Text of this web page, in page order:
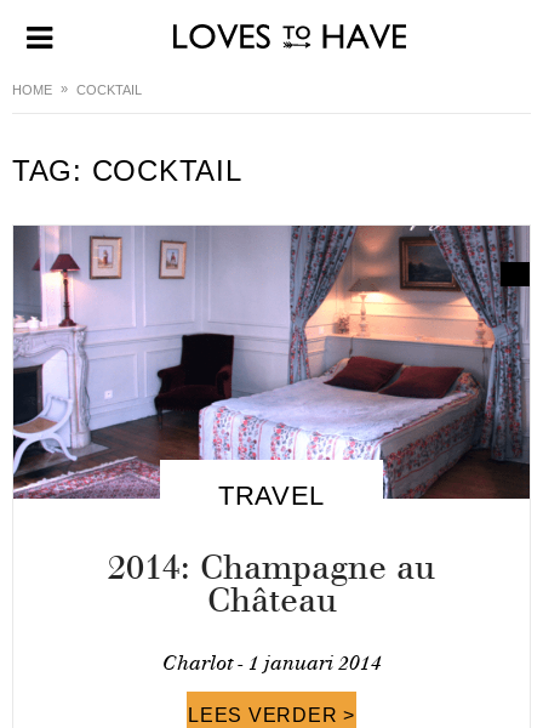
HOME COCKTAIL
TAG: COCKTAIL
TRAVEL
2014: Champagne au
Château
Charlot - 1 januari 2014
LEES VERDER >